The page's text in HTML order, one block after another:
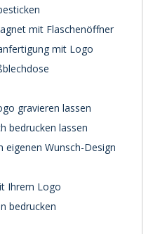
mit Flaschenöffner
mit Logo
gravieren lassen
bedrucken lassen
eigenen Wunsch-Design
Ihrem Logo
bedrucken